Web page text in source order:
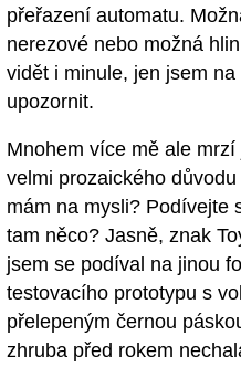
přeřazení automatu.
nerezové nebo možná
vidět i minule, jen jsem na
upozornit.
Mnohem více mě ale
velmi prozaického
mám na mysli? Podívejte
tam něco? Jasně, znak
jsem se podíval na jinou
testovacího prototypu s
přelepeným černou
zhruba před rokem